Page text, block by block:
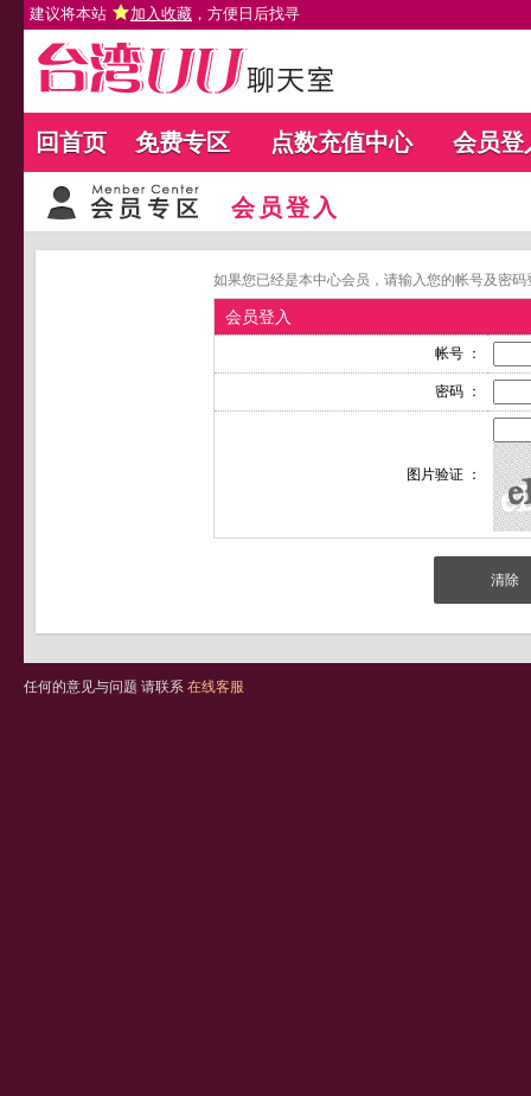
建议将本站 加入收藏 ，方便日后找寻
回首页 免费专区 点数充值中心 会员登
会员登入
如果您已经是本中心会员，请输入您的帐号及密
会员登入
帐号 ：
密码 ：
图片验证 ：
任何的意见与问题 请联系 在线客服